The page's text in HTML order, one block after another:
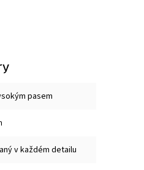
pasem
v každém detailu